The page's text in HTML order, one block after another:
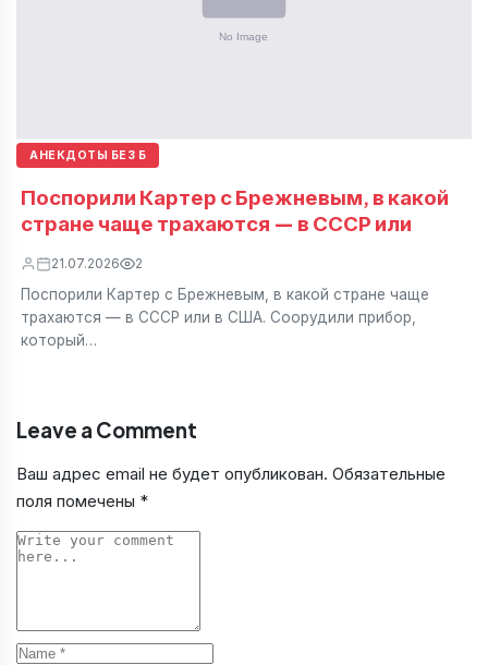
АНЕКДОТЫ БЕЗ Б
Поспорили Картер с Брежневым, в какой
стране чаще трахаются — в СССР или
21.07.2026 2
Поспорили Картер с Брежневым, в какой стране чаще
трахаются — в СССР или в США. Соорудили прибор,
который…
Leave a Comment
Ваш адрес email не будет опубликован. Обязательные
поля помечены *
Comment
Name